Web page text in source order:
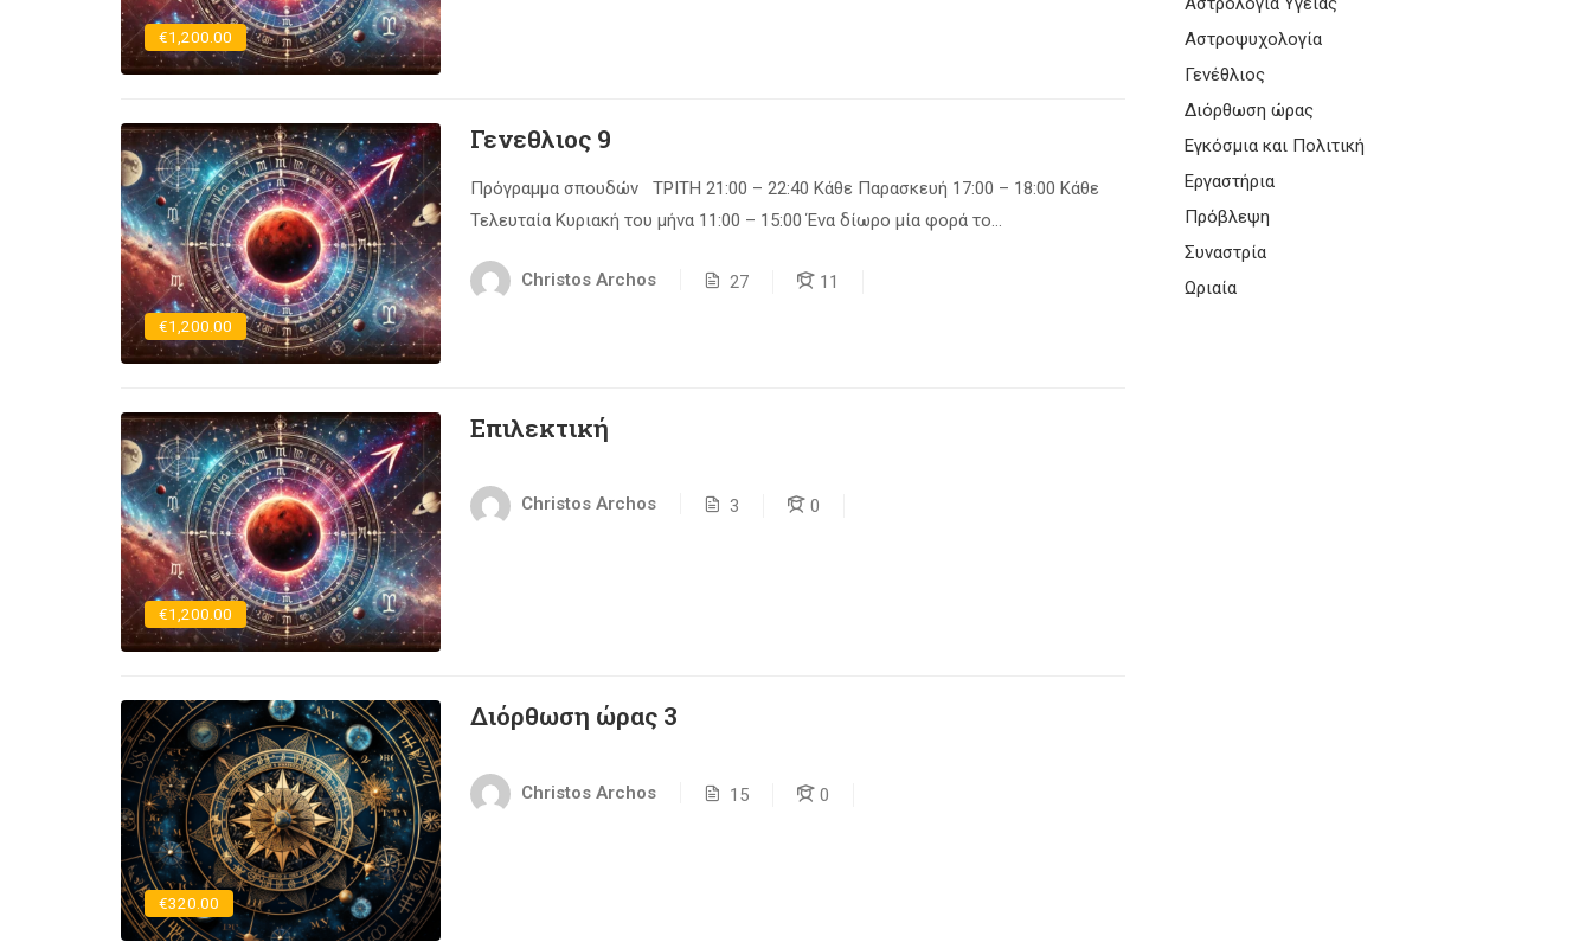
€1,200.00
€1,200.00
Γενεθλιος 9
Πρόγραμμα σπουδών ΤΡΙΤΗ 21:00 – 22:40 Κάθε Παρασκευή 17:00 – 18:00 Κάθε
Τελευταία Κυριακή του μήνα 11:00 – 15:00 Ένα δίωρο μία φορά το...
Christos Archos 27 11
€1,200.00
Επιλεκτική
Christos Archos 3 0
€320.00
Διόρθωση ώρας 3
Christos Archos 15 0
Αστροψυχολογία
Γενέθλιος
Διόρθωση ώρας
Εγκόσμια και Πολιτική
Εργαστήρια
Πρόβλεψη
Συναστρία
Ωριαία